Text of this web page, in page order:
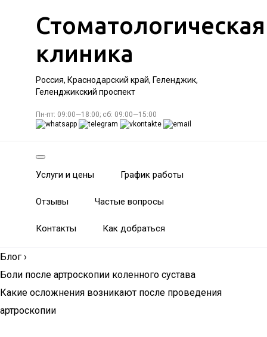
Стоматологическая
клиника
Россия, Краснодарский край, Геленджик,
Геленджикский проспект
Пн-пт: 09:00—18:00; сб: 09:00—15:00
Услуги и цены График работы
Отзывы Частые вопросы
Контакты Как добраться
Блог ›
Боли после артроскопии коленного сустава
Какие осложнения возникают после проведения
артроскопии